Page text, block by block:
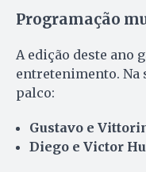
Programação
A edição deste ano
entretenimento. Na
palco:
Gustavo e
Diego e Victor